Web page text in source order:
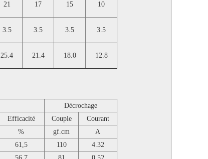
21 17 15 10
3.5 3.5 3.5 3.5
25.4 21.4 18.0 12.8
Décrochage
Efficacité Couple
Courant
% gf.cm
A
61,5 110
4.32